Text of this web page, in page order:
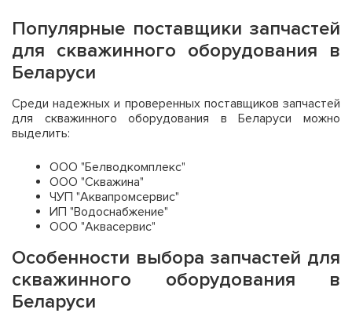
Популярные поставщики запчастей
для скважинного оборудования в
Беларуси
Среди надежных и проверенных поставщиков запчастей
для скважинного оборудования в Беларуси можно
выделить:
ООО "Белводкомплекс"
ООО "Скважина"
ЧУП "Аквапромсервис"
ИП "Водоснабжение"
ООО "Аквасервис"
Особенности выбора запчастей для
скважинного оборудования в
Беларуси